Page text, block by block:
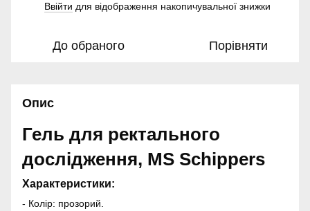
Ввійти для відображення накопичувальної знижки
До обраного Порівняти
Опис
Гель для ректального
дослідження, MS Schippers
Характеристики:
- Колір: прозорий.